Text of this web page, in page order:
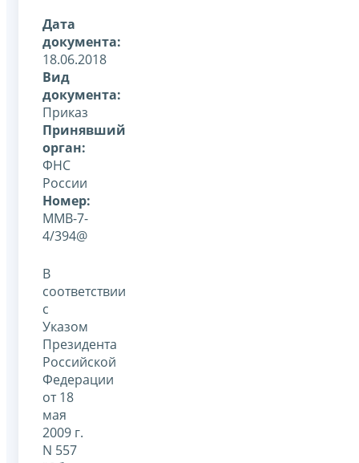
Дата
документа:
18.06.2018
Вид
документа:
Приказ
Принявший
орган:
ФНС
России
Номер:
ММВ-7-
4/394@
В
соответствии
с
Указом
Президента
Российской
Федерации
от 18
мая
2009 г.
N 557